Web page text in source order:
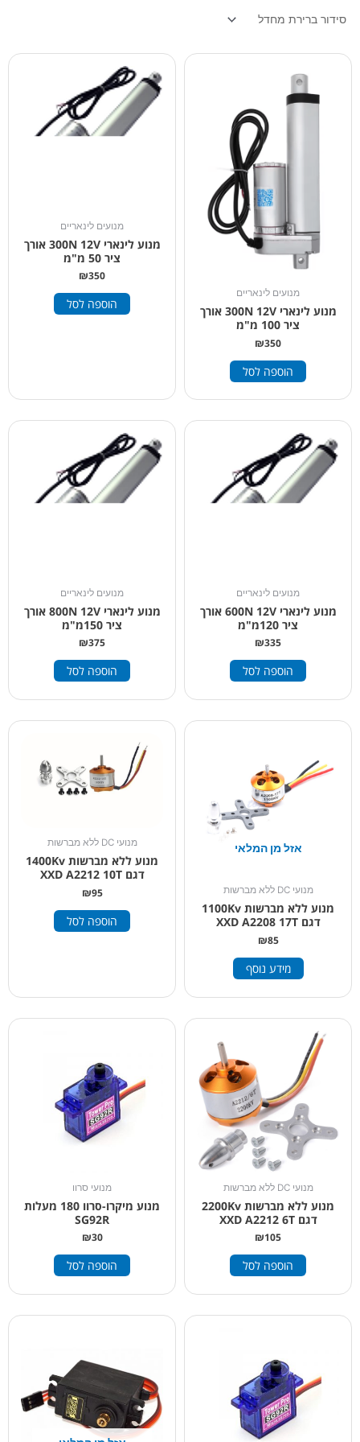
מנועים לינאריים
מנוע לינארי 300N 12V אורך
ציר 100 מ"מ
₪350
הוספה לסל
מנועים לינאריים
מנוע לינארי 300N 12V אורך
ציר 50 מ"מ
₪350
הוספה לסל
מנועים לינאריים
מנוע לינארי 600N 12V אורך
ציר 120מ"מ
₪335
הוספה לסל
מנועים לינאריים
מנוע לינארי 800N 12V אורך
ציר 150מ"מ
₪375
הוספה לסל
אזל מן המלאי
מנועי DC ללא מברשות
מנוע ללא מברשות 1100Kv
דגם XXD A2208 17T
₪85
מידע נוסף
מנועי DC ללא מברשות
מנוע ללא מברשות 1400Kv
דגם XXD A2212 10T
₪95
הוספה לסל
מנועי DC ללא מברשות
מנוע ללא מברשות 2200Kv
דגם XXD A2212 6T
₪105
הוספה לסל
מנועי סרוו
מנוע מיקרו-סרוו 180 מעלות
SG92R
₪30
הוספה לסל